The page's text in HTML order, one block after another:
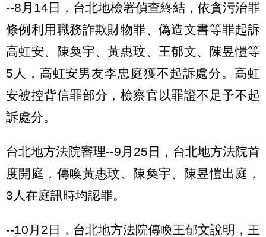
--8月14日，台北地檢署偵查終結，依貪污治罪
條例利用職務詐欺財物罪、偽造文書等罪起訴
高虹安、陳奐宇、黃惠玟、王郁文、陳昱愷等
5人，高虹安男友李忠庭獲不起訴處分。高虹
安被控背信罪部分，檢察官以罪證不足予不起
訴處分。
台北地方法院審理--9月25日，台北地方法院首
度開庭，傳喚黃惠玟、陳奐宇、陳昱愷出庭，
3人在庭訊時均認罪。
--10月2日，台北地方法院傳喚王郁文說明，王